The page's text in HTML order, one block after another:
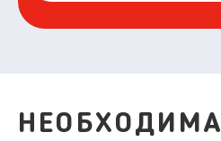
НЕОБХОДИМА